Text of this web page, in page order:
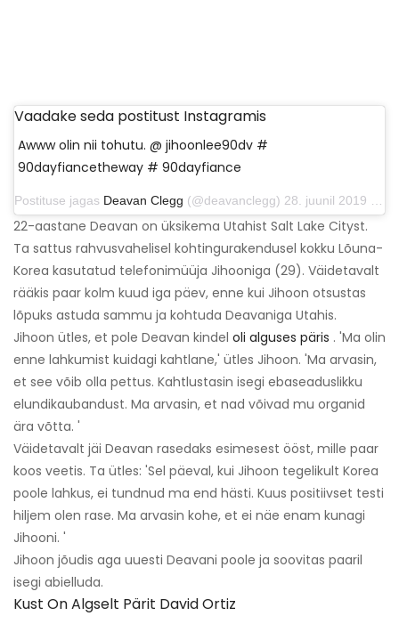
Vaadake seda postitust Instagramis
Awww olin nii tohutu. @ jihoonlee90dv #
90dayfiancetheway # 90dayfiance
Postituse jagas Deavan Clegg (@deavanclegg) 28. juunil 2019 kell 6:40 PDT
22-aastane Deavan on üksikema Utahist Salt Lake Cityst.
Ta sattus rahvusvahelisel kohtingurakendusel kokku Lõuna-
Korea kasutatud telefonimüüja Jihooniga (29). Väidetavalt
rääkis paar kolm kuud iga päev, enne kui Jihoon otsustas
lõpuks astuda sammu ja kohtuda Deavaniga Utahis.
Jihoon ütles, et pole Deavan kindel oli alguses päris . 'Ma olin
enne lahkumist kuidagi kahtlane,' ütles Jihoon. 'Ma arvasin,
et see võib olla pettus. Kahtlustasin isegi ebaseaduslikku
elundikaubandust. Ma arvasin, et nad võivad mu organid
ära võtta. '
Väidetavalt jäi Deavan rasedaks esimesest ööst, mille paar
koos veetis. Ta ütles: 'Sel päeval, kui Jihoon tegelikult Korea
poole lahkus, ei tundnud ma end hästi. Kuus positiivset testi
hiljem olen rase. Ma arvasin kohe, et ei näe enam kunagi
Jihooni. '
Jihoon jõudis aga uuesti Deavani poole ja soovitas paaril
isegi abielluda.
Kust On Algselt Pärit David Ortiz